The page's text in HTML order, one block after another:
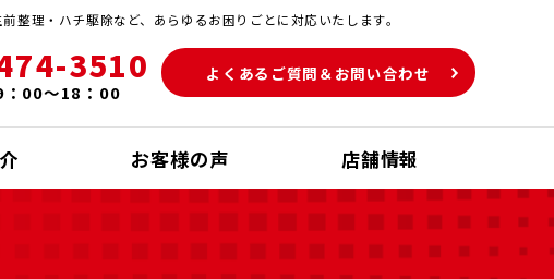
・ハチ駆除など、あらゆるお困りごとに対応いたします。
3510
：00～18：00
よくあるご質問＆お問い合わせ
お客様の声 店舗情報